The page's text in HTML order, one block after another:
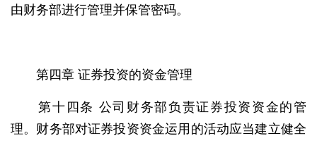
由财务部进行管理并保管密码。
第四章 证券投资的资金管理
第十四条 公司财务部负责证券投资资金的管
理。财务部对证券投资资金运用的活动应当建立健全